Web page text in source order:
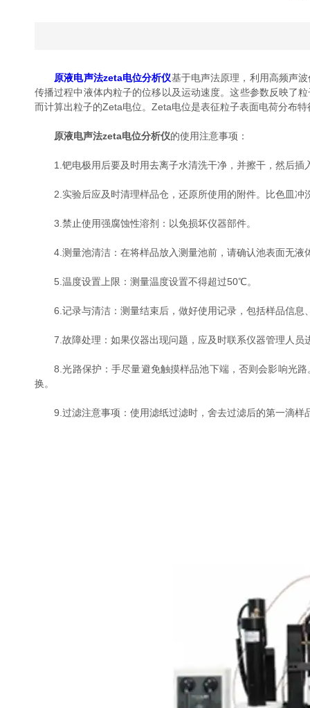
原液电声法zeta电位分析仪基于电声法原理，利用高频声
传播过程中液体内粒子的位移以及运动速度。这些参数反映了
而计算出粒子的Zeta电位。Zeta电位是表征粒子表面电荷分布
原液电声法zeta电位分析仪的使用注意事项：
1.钯电极用后要及时用去离子水清洗干净，并擦干，然后插
2.实验后应及时清理样品仓，还原所使用的附件。比色皿冲
3.禁止使用强腐蚀性溶剂：以免损坏仪器部件。
4.测量池清洁：在将样品放入测量池前，请确认池表面无液
5.温度设置上限：测量温度设置不得超过50℃。
6.记录与清洁：测量结束后，做好使用记录，包括样品信息
7.故障处理：如果仪器出现问题，应及时联系仪器管理人员
8.光路保护：手尽量避免触摸样品池下端，否则会影响光路
换。
9.过滤注意事项：使用滤纸过滤时，舍去过滤后的第一滴样